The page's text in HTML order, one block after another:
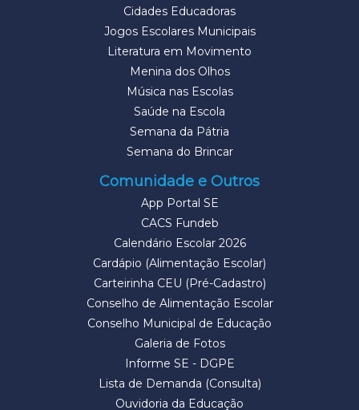
Cidades Educadoras
Jogos Escolares Municipais
Literatura em Movimento
Menina dos Olhos
Música nas Escolas
Saúde na Escola
Semana da Pátria
Semana do Brincar
Comunidade e Outros
App Portal SE
CACS Fundeb
Calendário Escolar 2026
Cardápio (Alimentação Escolar)
Carteirinha CEU (Pré-Cadastro)
Conselho de Alimentação Escolar
Conselho Municipal de Educação
Galeria de Fotos
Informe SE - DGPE
Lista de Demanda (Consulta)
Ouvidoria da Educação